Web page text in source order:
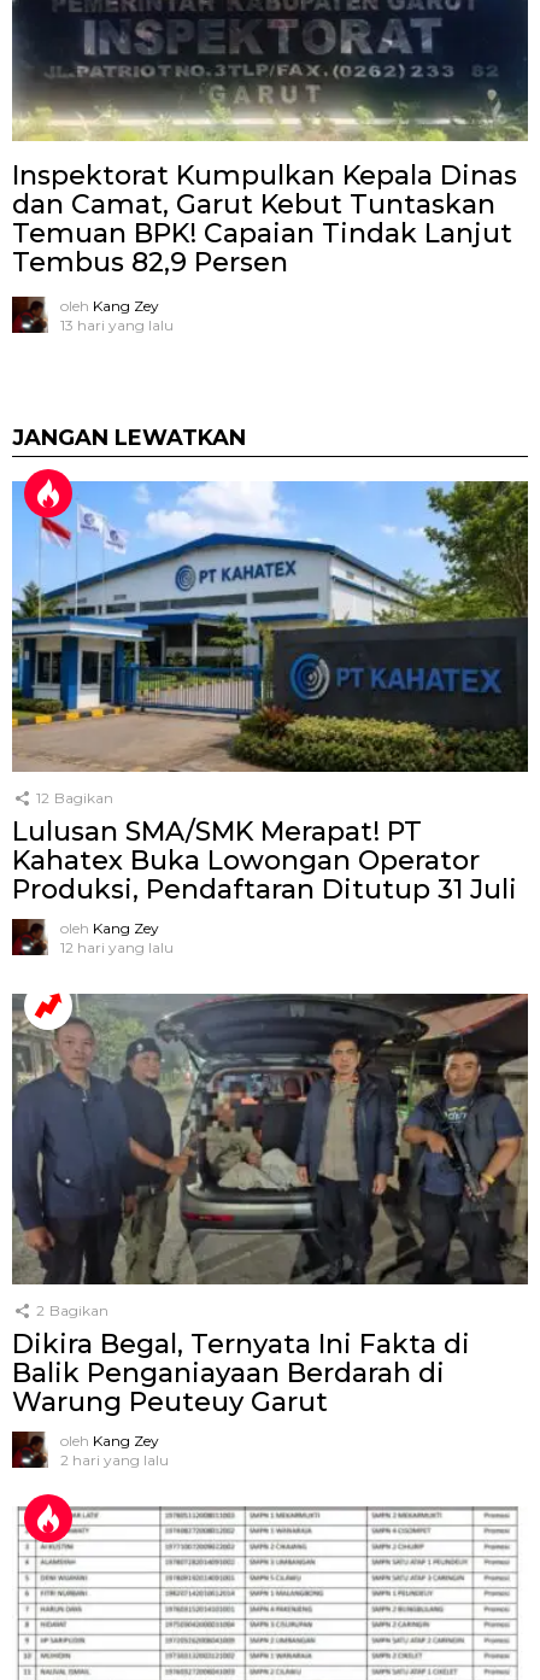
Inspektorat Kumpulkan Kepala Dinas
dan Camat, Garut Kebut Tuntaskan
Temuan BPK! Capaian Tindak Lanjut
Tembus 82,9 Persen
oleh Kang Zey
13 hari yang lalu
JANGAN LEWATKAN
12 Bagikan
Lulusan SMA/SMK Merapat! PT
Kahatex Buka Lowongan Operator
Produksi, Pendaftaran Ditutup 31 Juli
oleh Kang Zey
12 hari yang lalu
2 Bagikan
Dikira Begal, Ternyata Ini Fakta di
Balik Penganiayaan Berdarah di
Warung Peuteuy Garut
oleh Kang Zey
2 hari yang lalu